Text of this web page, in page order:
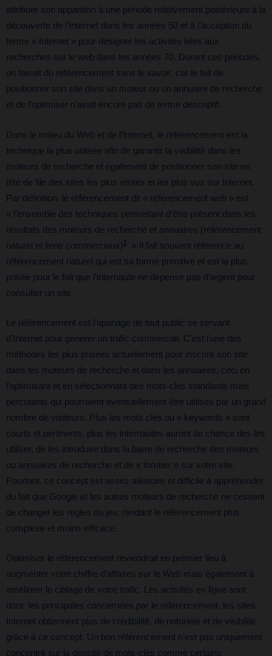
attribuer son apparition à une période relativement postérieure à la
découverte de l’Internet dans les années 50 et à l’acception du
terme « Internet » pour désigner les activités liées aux
recherches sur le web dans les années 70. Durant ces périodes,
on faisait du référencement sans le savoir, car le fait de
positionner son site dans un moteur ou un annuaire de recherche
et de l’optimiser n’avait encore pas de terme descriptif.
Dans le milieu du Web et de l’Internet, le référencement est la
technique la plus utilisée afin de garantir la visibilité dans les
moteurs de recherche et également de positionner son site en
tête de file des sites les plus visités et les plus vus sur Internet.
Par définition, le référencement dit « référencement web » est
« l’ensemble des techniques permettant d’être présent dans les
résultats des moteurs de recherche et annuaires (référencement
naturel et liens commerciaux) 1 . » Il fait souvent référence au
référencement naturel qui est sa forme primitive et est la plus
prisée pour le fait que l’internaute ne dépense pas d’argent pour
consulter un site.
Le référencement est l’apanage de tout public se servant
d’Internet pour générer un trafic commercial. C’est l’une des
méthodes les plus prisées actuellement pour inscrire son site
dans les moteurs de recherche et dans les annuaires, ceci en
l’optimisant et en sélectionnant des mots-clés standards mais
percutants qui pourraient éventuellement être utilisés par un grand
nombre de visiteurs. Plus les mots clés ou « keywords » sont
courts et pertinents, plus les internautes auront de chance des les
utiliser, de les introduire dans la barre de recherche des moteurs
ou annuaires de recherche et de « tomber » sur votre site.
Pourtant, ce concept est assez aléatoire et difficile à appréhender
du fait que Google et les autres moteurs de recherche ne cessent
de changer les règles du jeu, rendant le référencement plus
complexe et moins efficace.
Optimiser le référencement reviendrait en premier lieu à
augmenter votre chiffre d’affaires sur le Web mais également à
améliorer le ciblage de votre trafic. Les activités en ligne sont
donc les principales concernées par le référencement, les sites
Internet obtiennent plus de crédibilité, de notoriété et de visibilité
grâce à ce concept. Un bon référencement n’est pas uniquement
concentré sur la densité de mots-clés comme certains